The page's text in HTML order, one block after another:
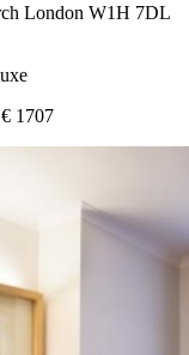
London W1H 7DL
1707